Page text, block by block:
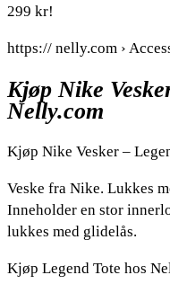
299 kr!
https:// nelly.com ›
Kjøp Nike
Nelly.com
Kjøp Nike Vesker –
Veske fra Nike. Lukkes
Inneholder en stor
lukkes med glidelås.
Kjøp Legend Tote hos